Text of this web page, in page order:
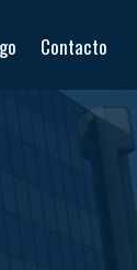
Contacto